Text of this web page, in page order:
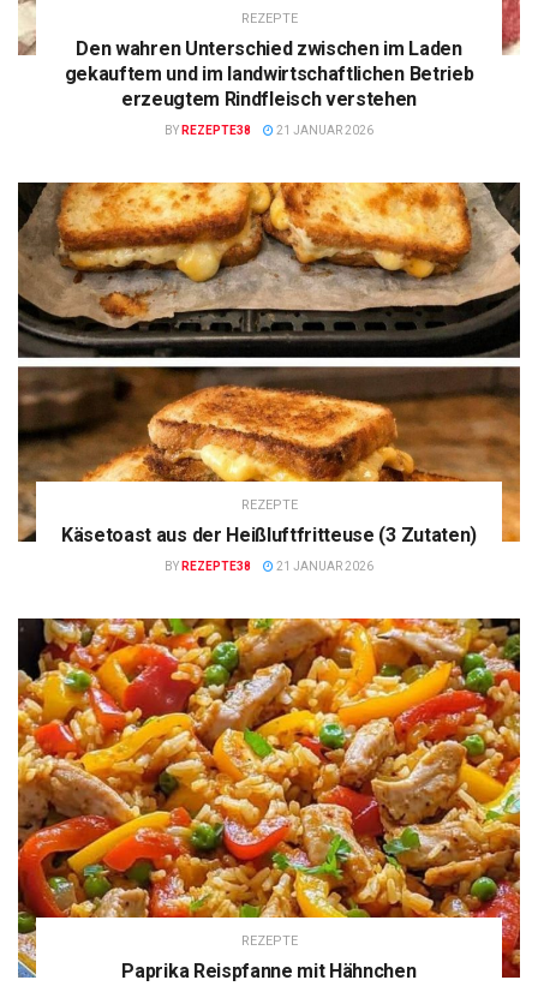
REZEPTE
Den wahren Unterschied zwischen im Laden
gekauftem und im landwirtschaftlichen Betrieb
erzeugtem Rindfleisch verstehen
BY REZEPTE38 21 JANUAR 2026
REZEPTE
Käsetoast aus der Heißluftfritteuse (3 Zutaten)
BY REZEPTE38 21 JANUAR 2026
REZEPTE
Paprika Reispfanne mit Hähnchen